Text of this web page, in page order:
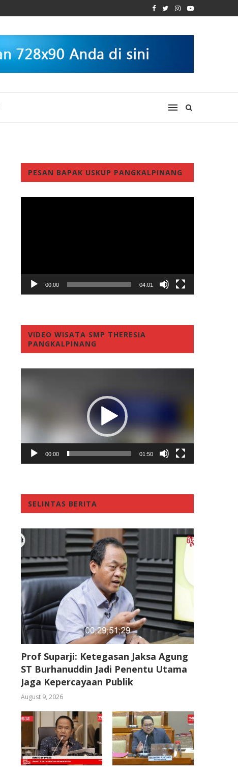
PESAN BAPAK USKUP PANGKALPINANG
00:00 04:01
VIDEO WISATA SMP THERESIA
PANGKALPINANG
00:00 01:50
SELINTAS BERITA
Prof Suparji: Ketegasan Jaksa Agung
ST Burhanuddin Jadi Penentu Utama
Jaga Kepercayaan Publik
August 9, 2026